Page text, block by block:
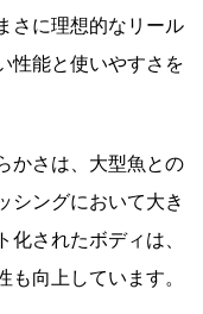
さに理想的なリール
性能と使いやすさを
かさは、大型魚との
シングにおいて大き
されたボディは、
向上しています。